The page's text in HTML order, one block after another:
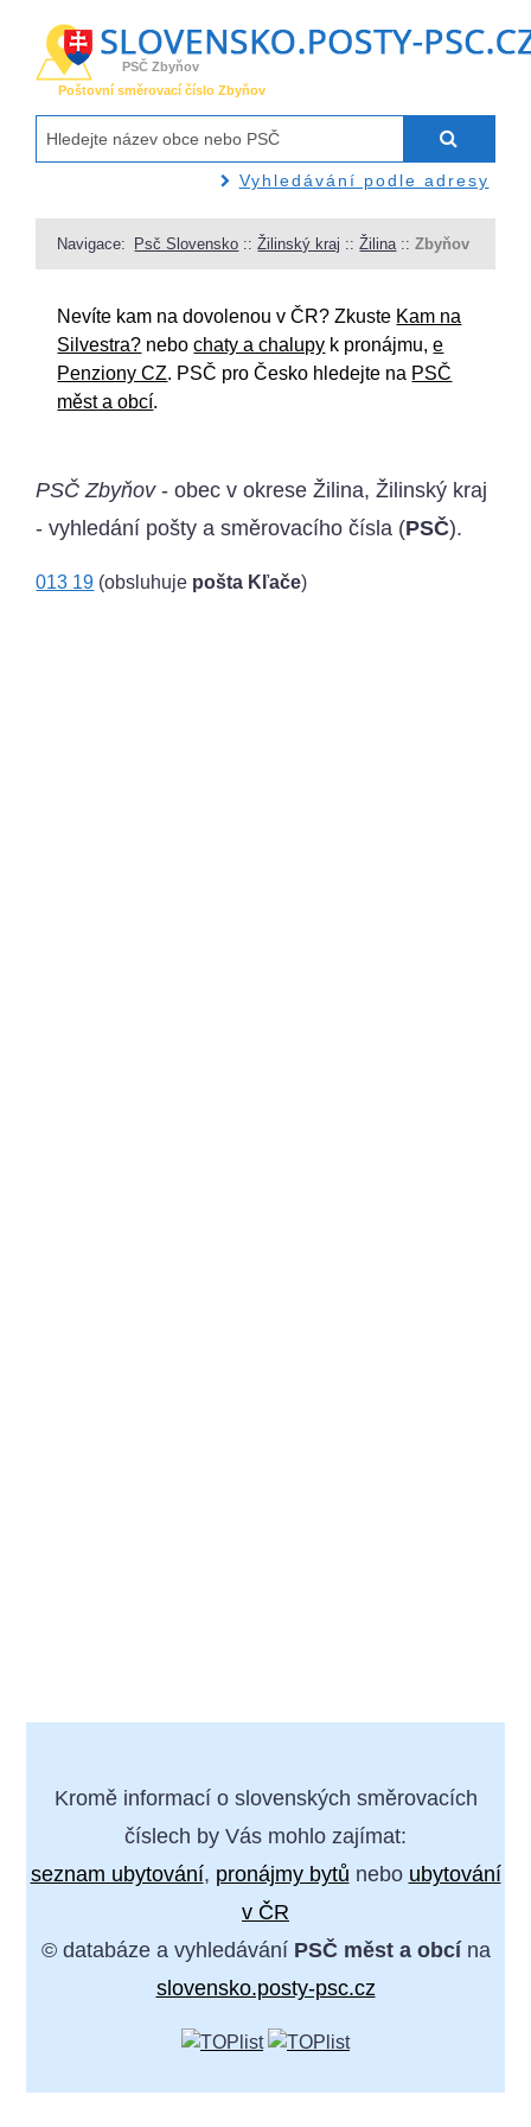
PSČ Zbyňov
Poštovní směrovací číslo Zbyňov
Vyhledávání podle adresy
Navigace: Psč Slovensko ::Žilinský kraj ::Žilina ::Zbyňov
Nevíte kam na dovolenou v ČR? Zkuste Kam na
Silvestra? nebochaty a chalupy k pronájmu,e
Penziony CZ. PSČ pro Česko hledejte na PSČ
měst a obcí.
PSČ Zbyňov- obec v okrese Žilina, Žilinský kraj
- vyhledání pošty a směrovacího čísla (PSČ).
013 19 (obsluhuje pošta Kľače)
Kromě informací o slovenských směrovacích
číslech by Vás mohlo zajímat:
seznam ubytování, pronájmy bytů nebo ubytování
v ČR
© databáze a vyhledávání PSČ měst a obcína
slovensko.posty-psc.cz